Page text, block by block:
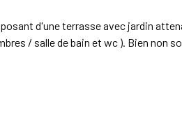
d'une terrasse avec jardin
/ salle de bain et wc ). Bien non